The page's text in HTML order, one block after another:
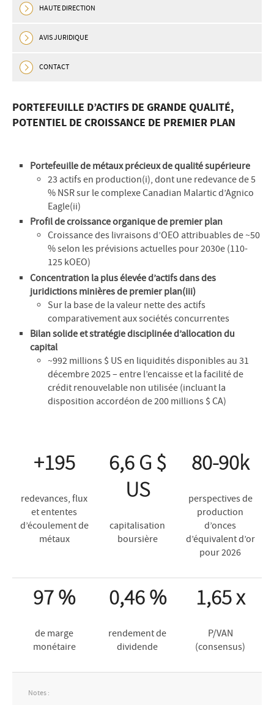
HAUTE DIRECTION
AVIS JURIDIQUE
CONTACT
PORTEFEUILLE D’ACTIFS DE GRANDE QUALITÉ,
POTENTIEL DE CROISSANCE DE PREMIER PLAN
Portefeuille de métaux précieux de qualité supérieure
23 actifs en production(i), dont une redevance de 5
% NSR sur le complexe Canadian Malartic d’Agnico
Eagle(ii)
Profil de croissance organique de premier plan
Croissance des livraisons d’OEO attribuables de ~50
% selon les prévisions actuelles pour 2030e (110-
125 kOEO)
Concentration la plus élevée d’actifs dans des
juridictions minières de premier plan(iii)
Sur la base de la valeur nette des actifs
comparativement aux sociétés concurrentes
Bilan solide et stratégie disciplinée d’allocation du
capital
~992 millions $ US en liquidités disponibles au 31
décembre 2025 – entre l’encaisse et la facilité de
crédit renouvelable non utilisée (incluant la
disposition accordéon de 200 millions $ CA)
+195
redevances, flux
et ententes
d’écoulement de
métaux
6,6 G $
US
capitalisation
boursière
80-90k
perspectives de
production
d’onces
d’équivalent d’or
pour 2026
97 %
de marge
monétaire
0,46 %
rendement de
dividende
1,65 x
P/VAN
(consensus)
Notes :